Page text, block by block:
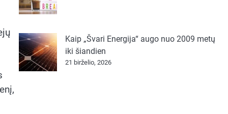
Kaip „Švari Energija“ augo nuo 2009 metų
iki šiandien
21 birželio, 2026